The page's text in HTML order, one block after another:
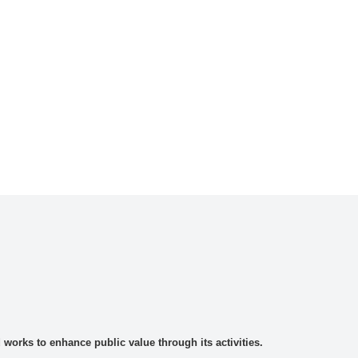
to enhance public value through its activities.